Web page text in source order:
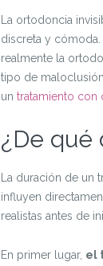
La ortodoncia
discreta y
realmente la
tipo de
un tratamiento con
¿De qué
La duración de un
influyen
realistas antes de
En primer lugar, el